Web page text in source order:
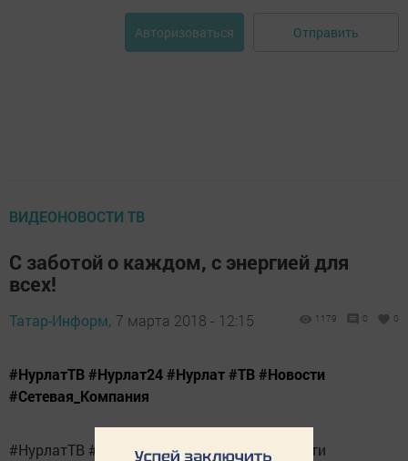
Авторизоваться Отправить
ВИДЕОНОВОСТИ ТВ
С заботой о каждом, с энергией для
всех!
Татар-Информ, 7 марта 2018 - 12:15 1179 0 0
#НурлатТВ #Нурлат24 #Нурлат #ТВ #Новости
#Сетевая_Компания
#НурлатТВ #Нурлат24 #Нурлат #ТВ #Новости